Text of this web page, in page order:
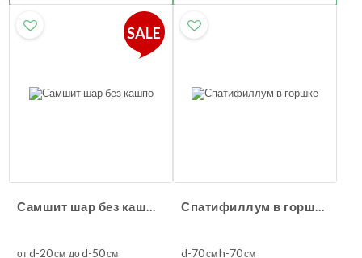
SALE
Самшит шар без кашпо
отd-20см доd-50см
Спатифиллум в горшке
d-70смh-70см